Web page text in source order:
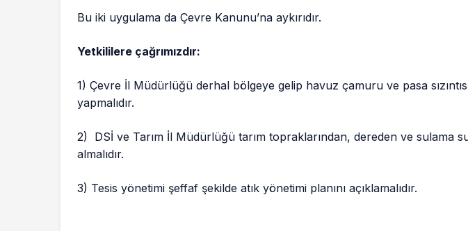
Bu iki uygulama da Çevre Kanunu’na aykırıdır.
Yetkililere çağrımızdır:
1) Çevre İl Müdürlüğü derhal bölgeye gelip havuz çamuru ve pasa
yapmalıdır.
2) DSİ ve Tarım İl Müdürlüğü tarım topraklarından, dereden ve sulama
almalıdır.
3) Tesis yönetimi şeffaf şekilde atık yönetimi planını açıklamalıdır.